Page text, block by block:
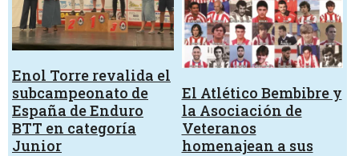
Enol Torre revalida el
subcampeonato de
España de Enduro
BTT en categoría
Junior
El Atlético Bembibre y
la Asociación de
Veteranos
homenajean a sus